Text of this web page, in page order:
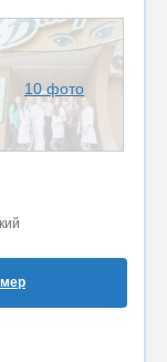
10 фото